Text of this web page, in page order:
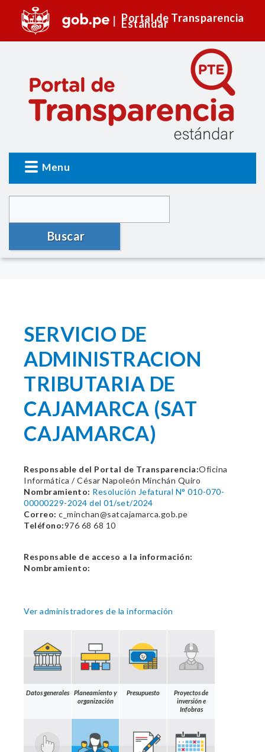
Portal de Transparencia
Estándar
Menu
Buscar
SERVICIO DE
ADMINISTRACION
TRIBUTARIA DE
CAJAMARCA (SAT
CAJAMARCA)
Responsable del Portal de Transparencia:Oficina
Informática / César Napoleón Minchán Quiro
Nombramiento: Resolución Jefatural N° 010-070-
00000229-2024 del 01/set/2024
Correo: c_minchan@satcajamarca.gob.pe
Teléfono:976 68 68 10
Responsable de acceso a la información:
Nombramiento:
Ver administradores de la información
Datos generales
Planeamiento y
organización
Presupuesto
Proyectos de
inversión e
Infobras